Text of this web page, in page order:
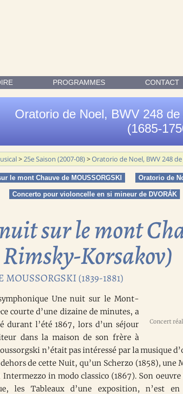
SÉBASTIEN BACH (1685-1750) ; UNE NUIT
PROGRAMMES CONTACT
Oratorio de Noel, BWV 248
(1685-
> 25e Saison (2007-08)>Oratorio de Noel, BWV 248
le mont Chauve de MOUSSORGSKI Oratorio de
Concerto pour violoncelle en si mineur de DVORÁK
sur le mont
Korsakov)
MOUSSORGSKI (1839-1881)
Une nuit sur le Mont-
courte d’une dizaine de minutes, a
durant l’été 1867, lors d’un séjour
dans la maison de son frère à
n’était pas intéressé par la musique
de cette Nuit, qu’un Scherzo (1858), une
Intermezzo in modo classico (1867). Son
les Tableaux d’une exposition, n’est